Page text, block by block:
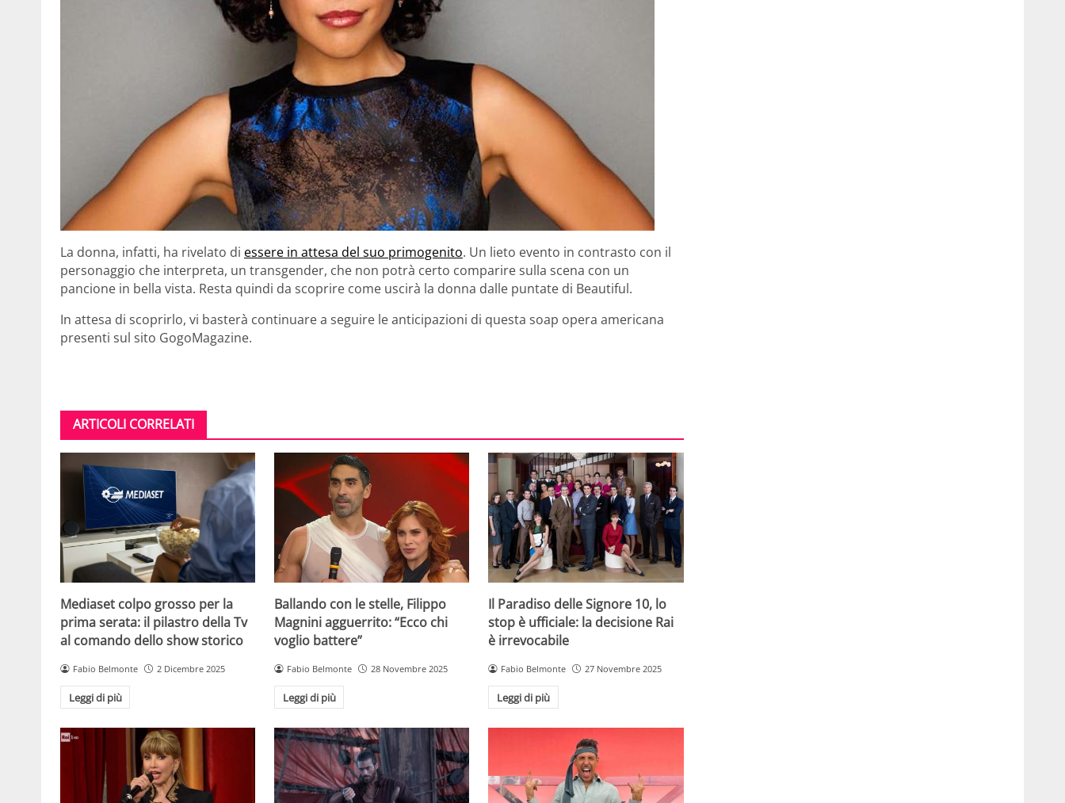
La donna, infatti, ha rivelato di essere in attesa del suo primogenito. Un lieto evento in contrasto con il
personaggio che interpreta, un transgender, che non potrà certo comparire sulla scena con un
pancione in bella vista. Resta quindi da scoprire come uscirà la donna dalle puntate di Beautiful.
In attesa di scoprirlo, vi basterà continuare a seguire le anticipazioni di questa soap opera americana
presenti sul sito GogoMagazine.
ARTICOLI CORRELATI
Mediaset colpo grosso per la
prima serata: il pilastro della Tv
al comando dello show storico
Fabio Belmonte 2 Dicembre 2025
Leggi di più
Ballando con le stelle, Filippo
Magnini agguerrito: “Ecco chi
voglio battere”
Fabio Belmonte 28 Novembre 2025
Leggi di più
Il Paradiso delle Signore 10, lo
stop è ufficiale: la decisione Rai
è irrevocabile
Fabio Belmonte 27 Novembre 2025
Leggi di più